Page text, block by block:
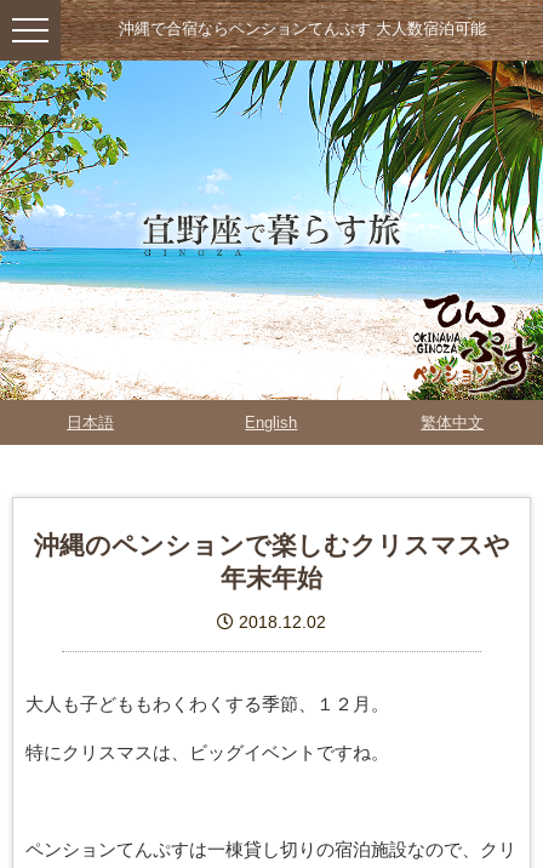
沖縄で合宿ならペンションてんぷす 大人数宿泊可能
日本語 English 繁体中文
沖縄のペンションで楽しむクリスマスや
年末年始
2018.12.02
大人も子どももわくわくする季節、１２月。
特にクリスマスは、ビッグイベントですね。
ペンションてんぷすは一棟貸し切りの宿泊施設なので、クリ